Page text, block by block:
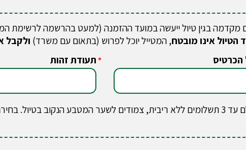
מקדמה בגין טיול ייעשה במועד ההזמנה (למעט בהרשמה לרשימת
הטיול אינו מובטח, המטייל יוכל לפרוש (בתאום עם משרד) ולקבל
*תעודת זהות
ניתן לשלם עד 3 תשלומים ללא ריבית, צמודים לשער המטבע הנקוב